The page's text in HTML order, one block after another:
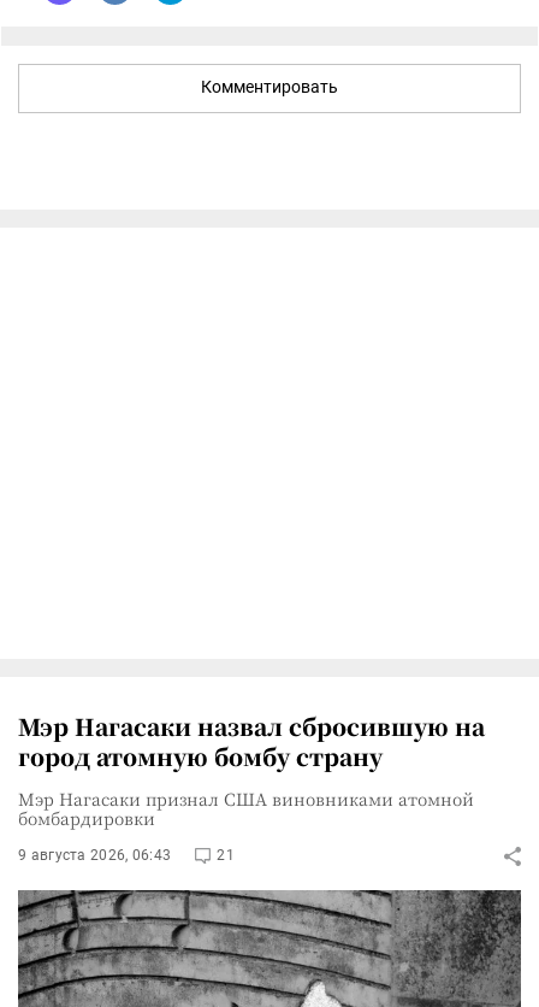
Комментировать
Мэр Нагасаки назвал сбросившую на
город атомную бомбу страну
Мэр Нагасаки признал США виновниками атомной
бомбардировки
9 августа 2026, 06:43 21